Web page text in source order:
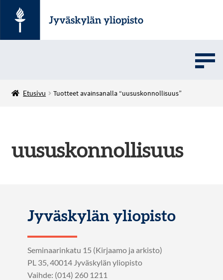
UMOVE
English
Etusivu Tuotteet avainsanalla “uususkonnollisuus”
uususkonnollisuus
Jyväskylän yliopisto
Seminaarinkatu 15 (Kirjaamo ja arkisto)
PL 35, 40014 Jyväskylän yliopisto
Vaihde: (014) 260 1211